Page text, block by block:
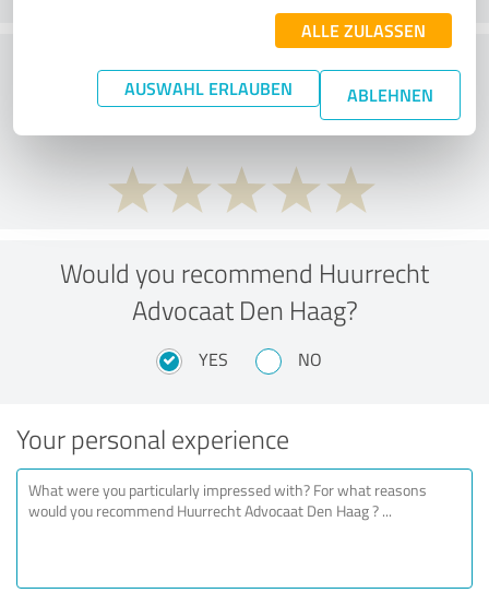
ALLE ZULASSEN
AUSWAHL ERLAUBEN ABLEHNEN
What do you think of the price to
performance ratio?
Would you recommend Huurrecht
Advocaat Den Haag?
YES NO
Your personal experience